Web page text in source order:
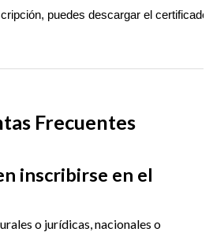
puedes descargar el
Frecuentes
inscribirse en el
o jurídicas, nacionales o